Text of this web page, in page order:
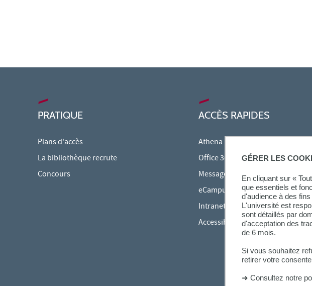
GÉRER LES
En cliquant sur «
que essentiels et
d'audience à des
L'université est
sont détaillés par
d'acceptation des
de 6 mois.
Si vous souhaitez
retirer votre
➜ Consultez notre
PRATIQUE
Plans d'accès
La bibliothèque recrute
Concours
ACCÈS RAPIDES
Athena
Office 365
Messagerie étudiante
eCampus
Intranet des personnels
Accessibilité et Handicap